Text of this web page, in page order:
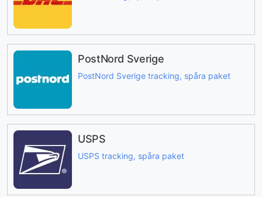
PostNord Sverige
PostNord Sverige tracking, spåra paket
USPS
USPS tracking, spåra paket